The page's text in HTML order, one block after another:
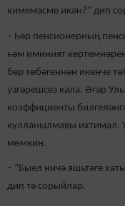
кимемәсме икән?” дип
– Һәр пенсионерның
һәм иминият
бер төбәгеннән икенче
үзгәрешсез кала. Әгәр
коэффициенты
кулланылмавы ихтимал.
мөмкин.
– “Быел ничә яшьтәге
дип тә сорыйлар.